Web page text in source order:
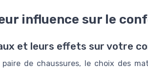
influence sur le
et leurs effets sur votre
de chaussures, le choix des